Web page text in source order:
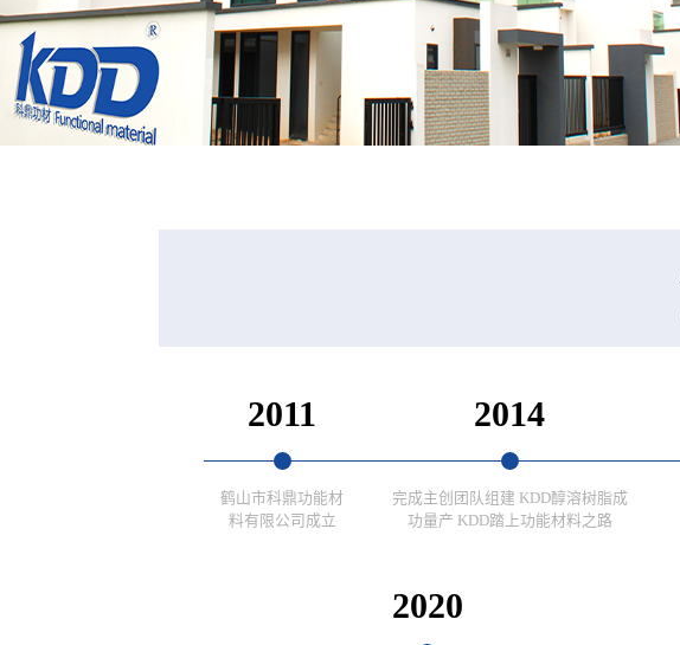
2011
鹤山市科鼎功能材
料有限公司成立
2014
完成主创团队组建 KDD醇溶树脂成
功量产 KDD踏上功能材料之路
2020